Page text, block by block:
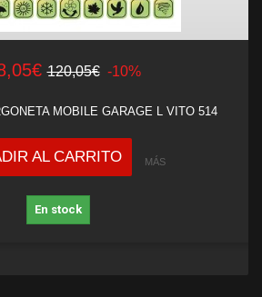
120,05€ -10%
MOBILE GARAGE L VITO 514
AL CARRITO MÁS
En stock